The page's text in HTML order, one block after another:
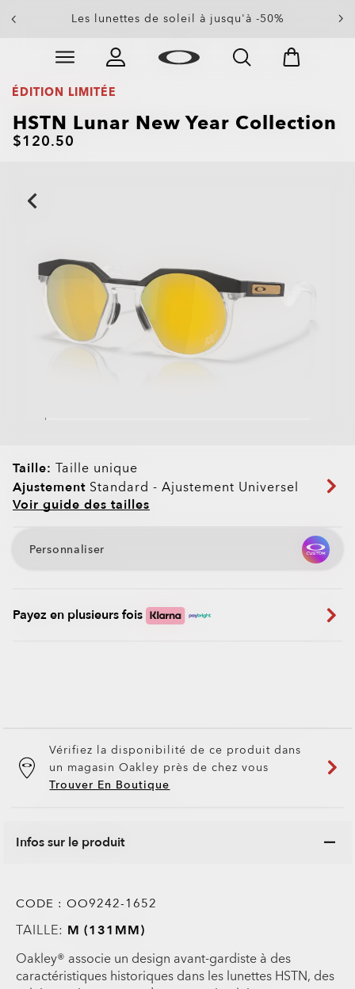
content
Les lunettes de soleil à jusqu'à -50%
Solde de fin de saison : jusqu'à -50% sur les
vêtements et les accessoires
Slide 4 of 4. Solde de fin de saison : jusqu'à -50% sur
ÉDITION LIMITÉE
HSTN Lunar New Year Collection
$120.50
Taille: Taille unique
Ajustement Standard - Ajustement Universel
Voir guide des tailles
Personnaliser
Payez en plusieurs fois
Vérifiez la disponibilité de ce produit dans
un magasin Oakley près de chez vous
Trouver En Boutique
Infos sur le produit
CODE : OO9242-1652
TAILLE: M (131MM)
Oakley® associe un design avant-gardiste à des
caractéristiques historiques dans les lunettes HSTN, des